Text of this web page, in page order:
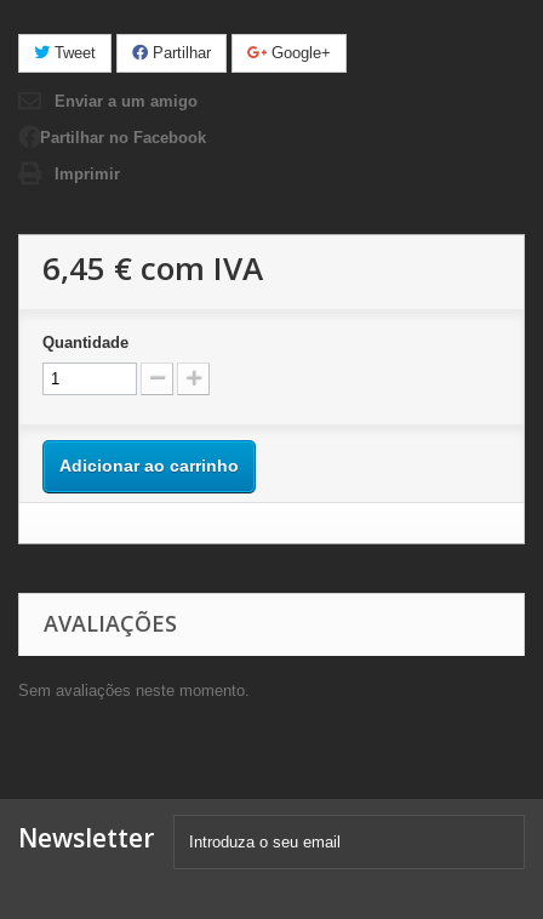
Tweet Partilhar Google+
Enviar a um amigo
Partilhar no Facebook
Imprimir
6,45 € com IVA
Quantidade
Adicionar ao carrinho
AVALIAÇÕES
Sem avaliações neste momento.
Newsletter